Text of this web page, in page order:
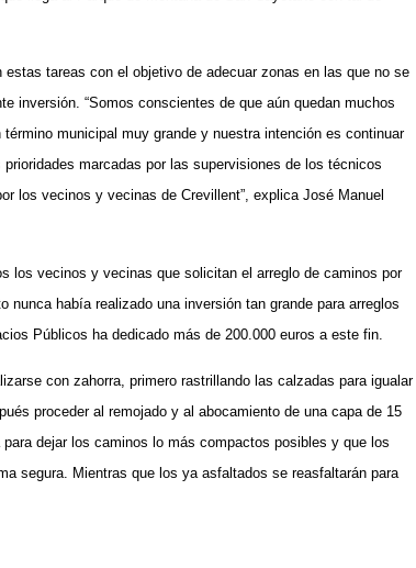
tareas con el objetivo de adecuar zonas en las que no se
inversión. “Somos conscientes de que aún quedan muchos
municipal muy grande y nuestra intención es continuar
marcadas por las supervisiones de los técnicos
los vecinos y vecinas de Crevillent”, explica José Manuel
los vecinos y vecinas que solicitan el arreglo de caminos por
nunca había realizado una inversión tan grande para arreglos
Públicos ha dedicado más de 200.000 euros a este fin.
con zahorra, primero rastrillando las calzadas para igualar
proceder al remojado y al abocamiento de una capa de 15
dejar los caminos lo más compactos posibles y que los
segura. Mientras que los ya asfaltados se reasfaltarán para